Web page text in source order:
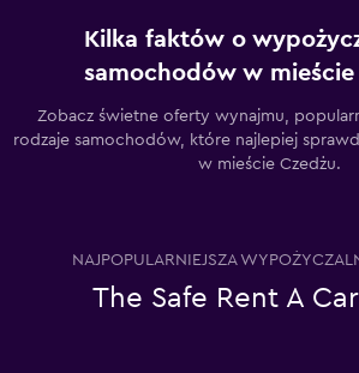
Kilka faktów o
samochodów w mieście
Zobacz świetne oferty wynajmu,
rodzaje samochodów, które najlepiej
w mieście Czedżu.
NAJPOPULARNIEJSZA
The Safe Rent A Car